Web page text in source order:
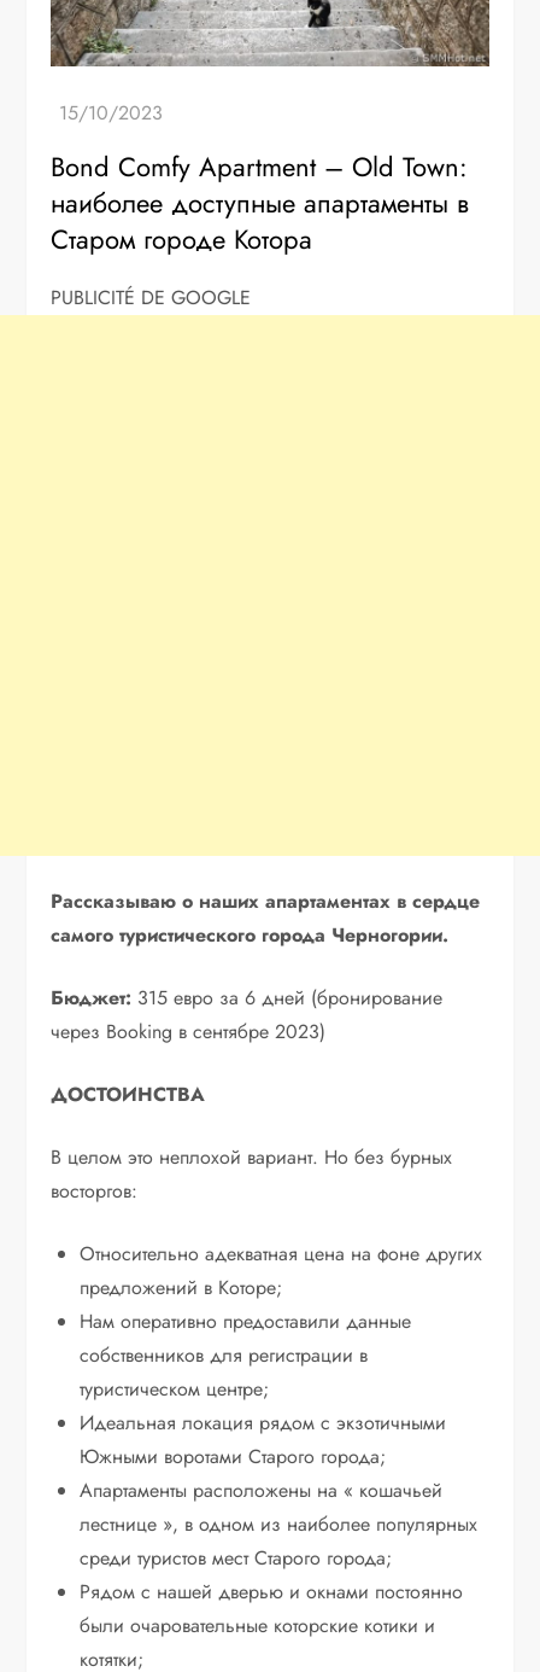
Bond Comfy Apartment – Old Town:
наиболее доступные апартаменты в
Старом городе Котора
PUBLICITÉ DE GOOGLE
Рассказываю о наших апартаментах в сердце
самого туристического города Черногории.
Бюджет: 315 евро за 6 дней (бронирование
через Booking в сентябре 2023)
ДОСТОИНСТВА
В целом это неплохой вариант. Но без бурных
восторгов:
Относительно адекватная цена на фоне других
предложений в Которе;
Нам оперативно предоставили данные
собственников для регистрации в
туристическом центре;
Идеальная локация рядом с экзотичными
Южными воротами Старого города;
Апартаменты расположены на « кошачьей
лестнице », в одном из наиболее популярных
среди туристов мест Старого города;
Рядом с нашей дверью и окнами постоянно
были очаровательные которские котики и
котятки;